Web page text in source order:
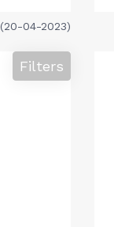
(20-04-2023)
Filters